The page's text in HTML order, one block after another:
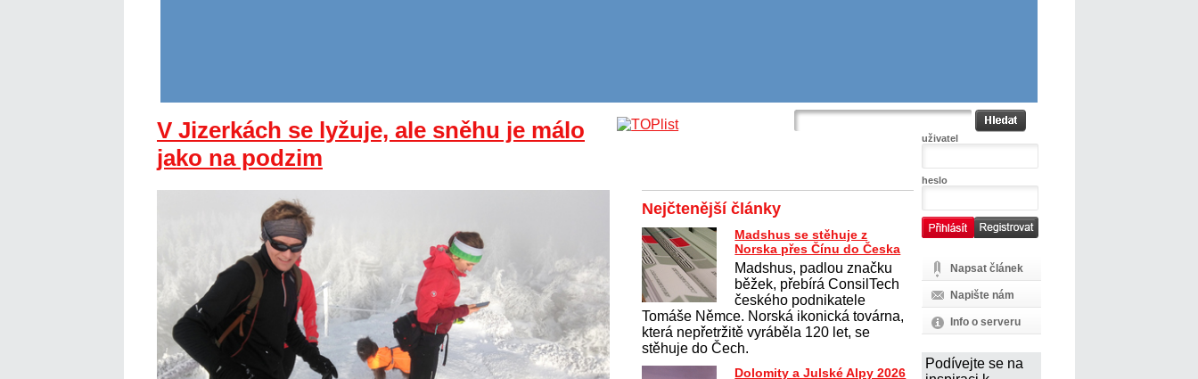
V Jizerkách se lyžuje, ale sněhu je málo
jako na podzim
uživatel
heslo
Napsat článek
Napište nám
Info o serveru
Podívejte se na
Nejčtenější články
Madshus se stěhuje z
Norska přes Čínu do Česka
Madshus, padlou značku
běžek, přebírá ConsilTech
českého podnikatele
Tomáše Němce. Norská ikonická továrna,
která nepřetržitě vyráběla 120 let, se
stěhuje do Čech.
Dolomity a Julské Alpy 2026